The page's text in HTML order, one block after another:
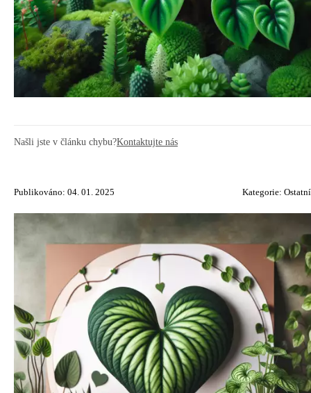
Našli jste v článku chybu?Kontaktujte nás
Publikováno: 04. 01. 2025 Kategorie: Ostatní